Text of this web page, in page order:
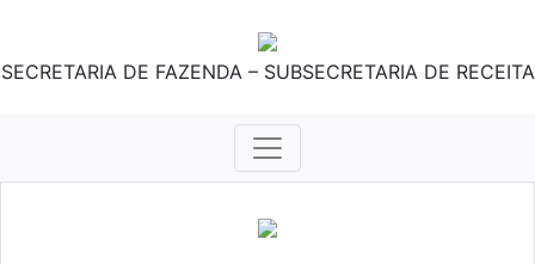
SECRETARIA DE FAZENDA – SUBSECRETARIA DE RECEITA